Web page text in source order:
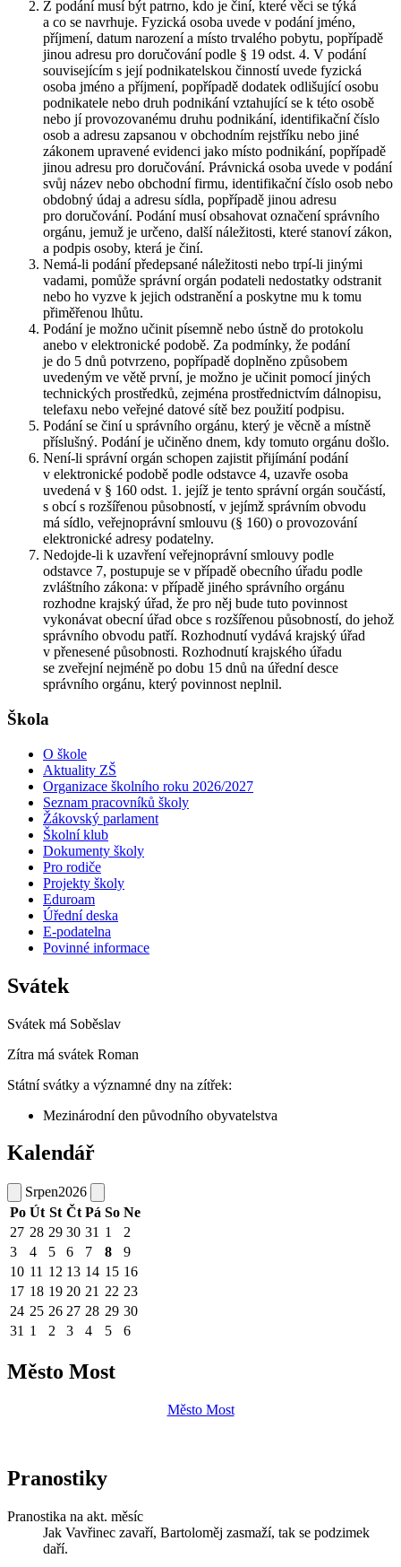
Z podání musí být patrno, kdo je činí, které věci se týká
a co se navrhuje. Fyzická osoba uvede v podání jméno,
příjmení, datum narození a místo trvalého pobytu, popřípadě
jinou adresu pro doručování podle § 19 odst. 4. V podání
souvisejícím s její podnikatelskou činností uvede fyzická
osoba jméno a příjmení, popřípadě dodatek odlišující osobu
podnikatele nebo druh podnikání vztahující se k této osobě
nebo jí provozovanému druhu podnikání, identifikační číslo
osob a adresu zapsanou v obchodním rejstříku nebo jiné
zákonem upravené evidenci jako místo podnikání, popřípadě
jinou adresu pro doručování. Právnická osoba uvede v podání
svůj název nebo obchodní firmu, identifikační číslo osob nebo
obdobný údaj a adresu sídla, popřípadě jinou adresu
pro doručování. Podání musí obsahovat označení správního
orgánu, jemuž je určeno, další náležitosti, které stanoví zákon,
a podpis osoby, která je činí.
Nemá-li podání předepsané náležitosti nebo trpí-li jinými
vadami, pomůže správní orgán podateli nedostatky odstranit
nebo ho vyzve k jejich odstranění a poskytne mu k tomu
přiměřenou lhůtu.
Podání je možno učinit písemně nebo ústně do protokolu
anebo v elektronické podobě. Za podmínky, že podání
je do 5 dnů potvrzeno, popřípadě doplněno způsobem
uvedeným ve větě první, je možno je učinit pomocí jiných
technických prostředků, zejména prostřednictvím dálnopisu,
telefaxu nebo veřejné datové sítě bez použití podpisu.
Podání se činí u správního orgánu, který je věcně a místně
příslušný. Podání je učiněno dnem, kdy tomuto orgánu došlo.
Není-li správní orgán schopen zajistit přijímání podání
v elektronické podobě podle odstavce 4, uzavře osoba
uvedená v § 160 odst. 1. jejíž je tento správní orgán součástí,
s obcí s rozšířenou působností, v jejímž správním obvodu
má sídlo, veřejnoprávní smlouvu (§ 160) o provozování
elektronické adresy podatelny.
Nedojde-li k uzavření veřejnoprávní smlouvy podle
odstavce 7, postupuje se v případě obecního úřadu podle
zvláštního zákona: v případě jiného správního orgánu
rozhodne krajský úřad, že pro něj bude tuto povinnost
vykonávat obecní úřad obce s rozšířenou působností, do jehož
správního obvodu patří. Rozhodnutí vydává krajský úřad
v přenesené působnosti. Rozhodnutí krajského úřadu
se zveřejní nejméně po dobu 15 dnů na úřední desce
správního orgánu, který povinnost neplnil.
Škola
O škole
Aktuality ZŠ
Organizace školního roku 2026/2027
Seznam pracovníků školy
Žákovský parlament
Školní klub
Dokumenty školy
Pro rodiče
Projekty školy
Eduroam
Úřední deska
E-podatelna
Povinné informace
Svátek
Svátek má Soběslav
Zítra má svátek Roman
Státní svátky a významné dny na zítřek:
Mezinárodní den původního obyvatelstva
Kalendář
Srpen2026
Po Út St Čt Pá So Ne
27 28 29 30 31 1
2
3
4 5 6 7 8
9
10 11 12 13 14 15 16
17 18 19 20 21 22 23
24 25 26 27 28 29 30
31 1 2 3 4 5 6
Město Most
Město Most
Pranostiky
Pranostika na akt. měsíc
Jak Vavřinec zavaří, Bartoloměj zasmaží, tak se podzimek
daří.